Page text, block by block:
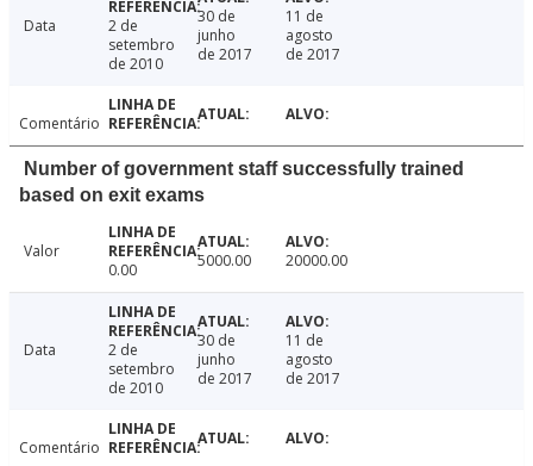
Data
2 de
setembro
de 2010
30 de
junho
de 2017
11 de
agosto
de 2017
Comentário
Number of government staff successfully trained
based on exit exams
Valor
0.00
5000.00 20000.00
Data
2 de
setembro
de 2010
30 de
junho
de 2017
11 de
agosto
de 2017
Comentário